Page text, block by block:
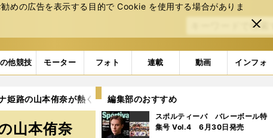
めの広告を表⽰する⽬的で Cookie を使⽤する場合がありま
閉じ
る
他競技 モーター フォト 連載 動画 インフォ
姫路の山本侑奈が熱く語る、「無気力系」孤爪研磨がチームのため
山本侑奈
編集部のおすすめ
スポルティーバ バレーボール特
集号 Vol.4 6月30日発売